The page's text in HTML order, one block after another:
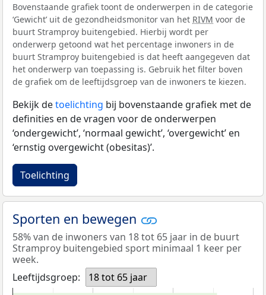
Bovenstaande grafiek toont de onderwerpen in de categorie
‘Gewicht’ uit de gezondheidsmonitor van het RIVM voor de
buurt Stramproy buitengebied. Hierbij wordt per
onderwerp getoond wat het percentage inwoners in de
buurt Stramproy buitengebied is dat heeft aangegeven dat
het onderwerp van toepassing is. Gebruik het filter boven
de grafiek om de leeftijdsgroep van de inwoners te kiezen.
Bekijk detoelichting bij bovenstaande grafiek met de
definities en de vragen voor de onderwerpen
‘ondergewicht’, ‘normaal gewicht’, ‘overgewicht’ en
‘ernstig overgewicht (obesitas)’.
Toelichting
Sporten en bewegen
58% van de inwoners van 18 tot 65 jaar in de buurt
Stramproy buitengebied sport minimaal 1 keer per
week.
Leeftijdsgroep:
18 tot 65 jaar